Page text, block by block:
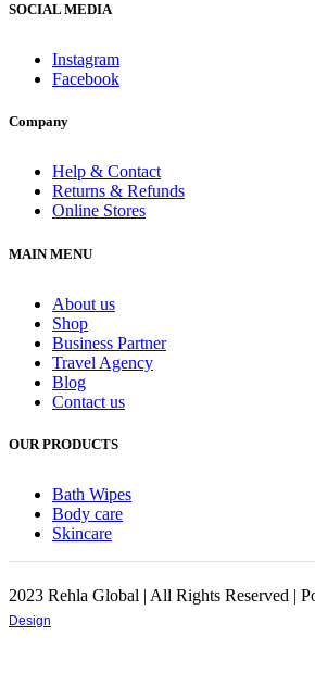
SOCIAL MEDIA
Instagram
Facebook
Company
Help & Contact
Returns & Refunds
Online Stores
MAIN MENU
About us
Shop
Business Partner
Travel Agency
Blog
Contact us
OUR PRODUCTS
Bath Wipes
Body care
Skincare
2023 Rehla Global | All Rights Reserved |
Design